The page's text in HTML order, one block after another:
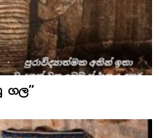
ගල”